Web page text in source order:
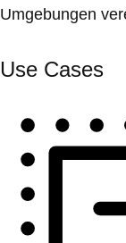
Umgebungen
Use Cases